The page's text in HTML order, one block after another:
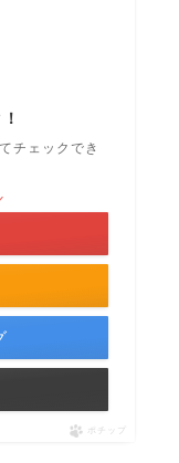
チェックでき
ポチップ